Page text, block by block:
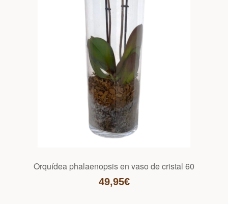
Orquídea phalaenopsis en vaso de cristal 60
49,95€